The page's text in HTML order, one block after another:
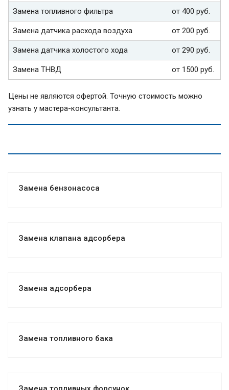
Замена топливного фильтра от 400 руб.
Замена датчика расхода воздуха от 200 руб.
Замена датчика холостого хода от 290 руб.
Замена ТНВД от 1500 руб.
Цены не являются офертой. Точную стоимость можно
узнать у мастера-консультанта.
Замена бензонасоса
Замена клапана адсорбера
Замена адсорбера
Замена топливного бака